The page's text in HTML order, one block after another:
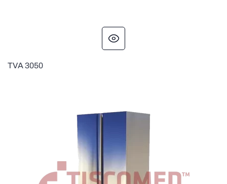
TVA 3050